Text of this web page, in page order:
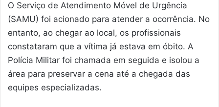
O Serviço de Atendimento Móvel de Urgência
(SAMU) foi acionado para atender a ocorrência. No
entanto, ao chegar ao local, os profissionais
constataram que a vítima já estava em óbito. A
Polícia Militar foi chamada em seguida e isolou a
área para preservar a cena até a chegada das
equipes especializadas.